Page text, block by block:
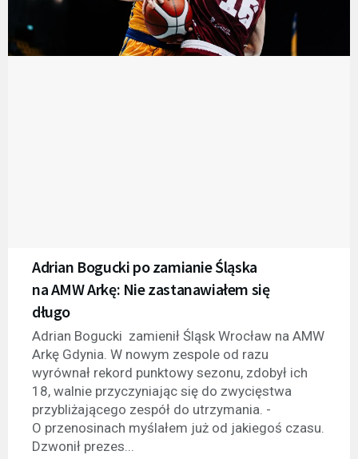
Adrian Bogucki po zamianie Śląska
na AMW Arkę: Nie zastanawiałem się
długo
Adrian Bogucki zamienił Śląsk Wrocław na AMW
Arkę Gdynia. W nowym zespole od razu
wyrównał rekord punktowy sezonu, zdobył ich
18, walnie przyczyniając się do zwycięstwa
przybliżającego zespół do utrzymania. -
O przenosinach myślałem już od jakiegoś czasu.
Dzwonił prezes...